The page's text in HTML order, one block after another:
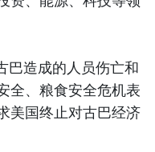
巴造成的人员伤亡和
全、粮食安全危机表
美国终止对古巴经济